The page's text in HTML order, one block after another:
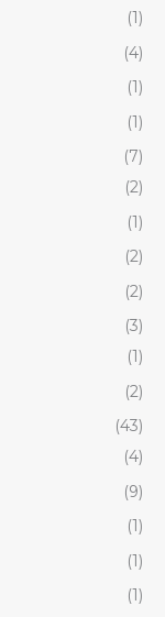
(1)
(4)
(1)
(1)
(7)
(2)
(1)
(2)
(2)
(3)
(1)
(2)
(43)
(4)
(9)
(1)
(1)
(1)